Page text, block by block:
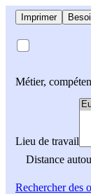
Imprimer
Métier,
Lieu de travail
Distance
Rechercherdes